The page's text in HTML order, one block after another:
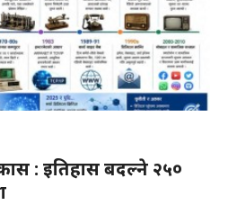
: इतिहास बदल्ने २५०